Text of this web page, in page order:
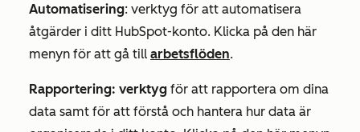
Automatisering: verktyg för att automatisera
åtgärder i ditt HubSpot-konto. Klicka på den här
menyn för att gå till arbetsflöden.
Rapportering: verktyg för att rapportera om dina
data samt för att förstå och hantera hur data är